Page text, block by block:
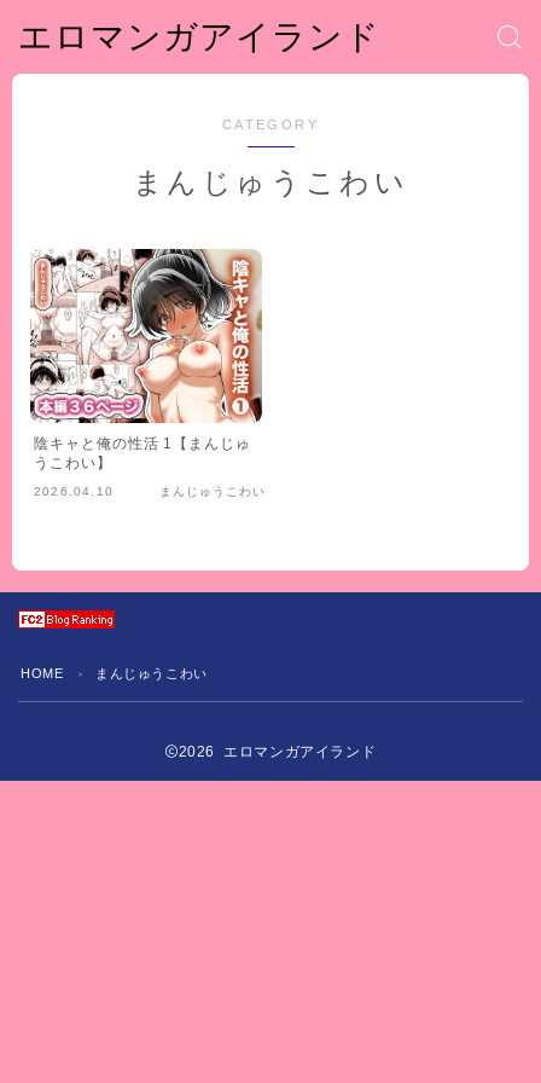
エロマンガアイランド
CATEGORY
まんじゅうこわい
陰キャと俺の性活 1【まんじゅ
うこわい】
2026.04.10 まんじゅうこわい
HOME ＞ まんじゅうこわい
2026 エロマンガアイランド